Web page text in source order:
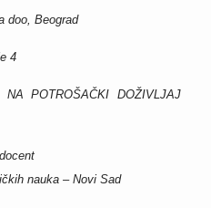
doo, Beograd
4
POTROŠAČKI DOŽIVLJAJ
nauka – Novi Sad